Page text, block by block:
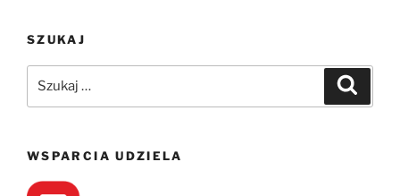
SZUKAJ
WSPARCIA UDZIELA